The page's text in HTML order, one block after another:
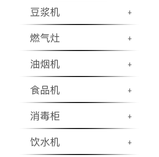
豆浆机 +
燃气灶 +
油烟机 +
食品机 +
消毒柜 +
饮水机 +